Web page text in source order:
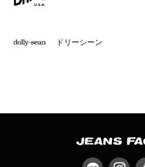
ドリーシーン